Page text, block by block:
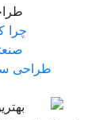
چرا
طراحی